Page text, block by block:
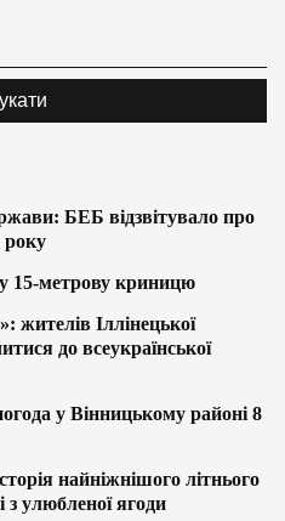
БЕБ відзвітувало про
року
15-метрову криницю
жителів Іллінецької
до всеукраїнської
у Вінницькому районі 8
найніжнішого літнього
з улюбленої ягоди